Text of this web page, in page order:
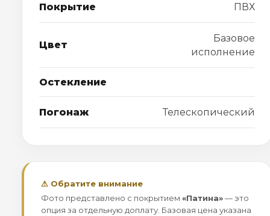
Покрытие ПВХ
Цвет
Базовое
исполнение
Остекление
Погонаж Телескопический
⚠ Обратите внимание
Фото представлено с покрытием «Патина»— это
опция за отдельную доплату. Базовая цена указана